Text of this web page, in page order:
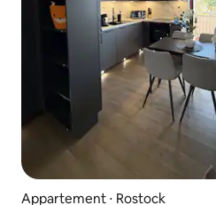
Appartement ⋅ Rostock